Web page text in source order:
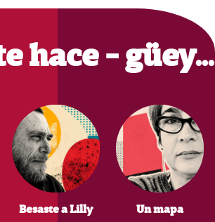
hace - güey…
Besaste a Lilly Un mapa